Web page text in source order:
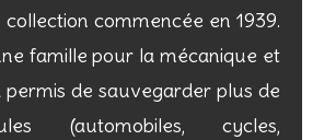
commencée en 1939.
famille pour la mécanique et
permis de sauvegarder plus de
(automobiles, cycles,